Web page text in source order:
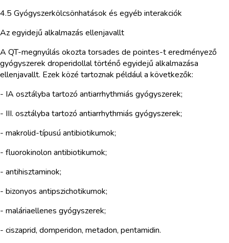
4.5 Gyógyszerkölcsönhatások és egyéb interakciók
Az egyidejű alkalmazás ellenjavallt
A QT-megnyúlás okozta torsades de pointes-t eredményező
gyógyszerek droperidollal történő egyidejű alkalmazása
ellenjavallt. Ezek közé tartoznak például a következők:
- IA osztályba tartozó antiarrhythmiás gyógyszerek;
- III. osztályba tartozó antiarrhythmiás gyógyszerek;
- makrolid-típusú antibiotikumok;
- fluorokinolon antibiotikumok;
- antihisztaminok;
- bizonyos antipszichotikumok;
- maláriaellenes gyógyszerek;
- ciszaprid, domperidon, metadon, pentamidin.